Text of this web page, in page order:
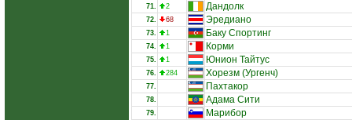
71. 2 Дандолк
72. 68 Эредиано
73. 1 Баку Спортинг
74. 1 Корми
75. 1 Юнион Тайтус
76. 284 Хорезм (Ургенч)
77. Пахтакор
78. Адама Сити
79. Марибор